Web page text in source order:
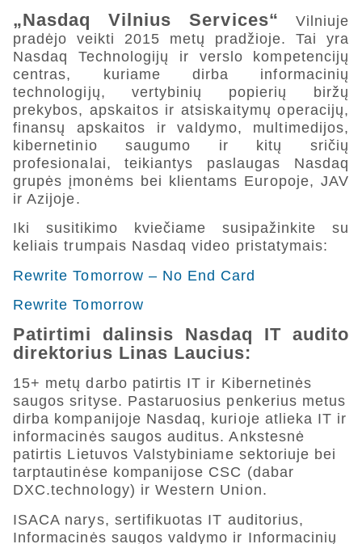
„Nasdaq Vilnius Services“ Vilniuje
pradėjo veikti 2015 metų pradžioje. Tai yra
Nasdaq Technologijų ir verslo kompetencijų
centras, kuriame dirba informacinių
technologijų, vertybinių popierių biržų
prekybos, apskaitos ir atsiskaitymų operacijų,
finansų apskaitos ir valdymo, multimedijos,
kibernetinio saugumo ir kitų sričių
profesionalai, teikiantys paslaugas Nasdaq
grupės įmonėms bei klientams Europoje, JAV
ir Azijoje.
Iki susitikimo kviečiame susipažinkite su
keliais trumpais Nasdaq video pristatymais:
Rewrite Tomorrow – No End Card
Rewrite Tomorrow
Patirtimi dalinsis Nasdaq IT audito
direktorius Linas Laucius:
15+ metų darbo patirtis IT ir Kibernetinės
saugos srityse. Pastaruosius penkerius metus
dirba kompanijoje Nasdaq, kurioje atlieka IT ir
informacinės saugos auditus. Ankstesnė
patirtis Lietuvos Valstybiniame sektoriuje bei
tarptautinėse kompanijose CSC (dabar
DXC.technology) ir Western Union.
ISACA narys, sertifikuotas IT auditorius,
Informacinės saugos valdymo ir Informacinių